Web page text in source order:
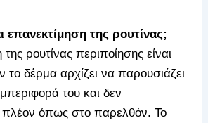
επανεκτίμηση της ρουτίνας;
ρουτίνας περιποίησης είναι
το δέρμα αρχίζει να παρουσιάζει
του και δεν
πλέον όπως στο παρελθόν. Το